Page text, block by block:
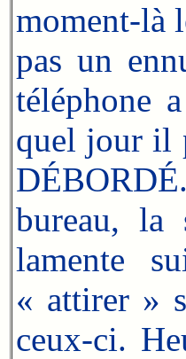
moment-là
pas un
téléphone
quel jour il
bureau, la
lamente
« attirer »
ceux-ci.